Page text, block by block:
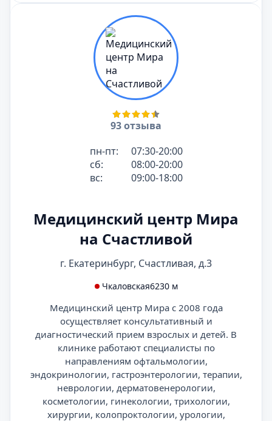
93 отзыва
пн-пт:
07:30-20:00
сб:
08:00-20:00
вс:
09:00-18:00
Медицинский центр Мира
на Счастливой
г. Екатеринбург, Счастливая, д.3
Чкаловская6230 м
Медицинский центр Мира с 2008 года
осуществляет консультативный и
диагностический прием взрослых и детей. В
клинике работают специалисты по
направлениям офтальмологии,
эндокринологии, гастроэнтерологии, терапии,
неврологии, дерматовенерологии,
косметологии, гинекологии, трихологии,
хирургии, колопроктологии, урологии,